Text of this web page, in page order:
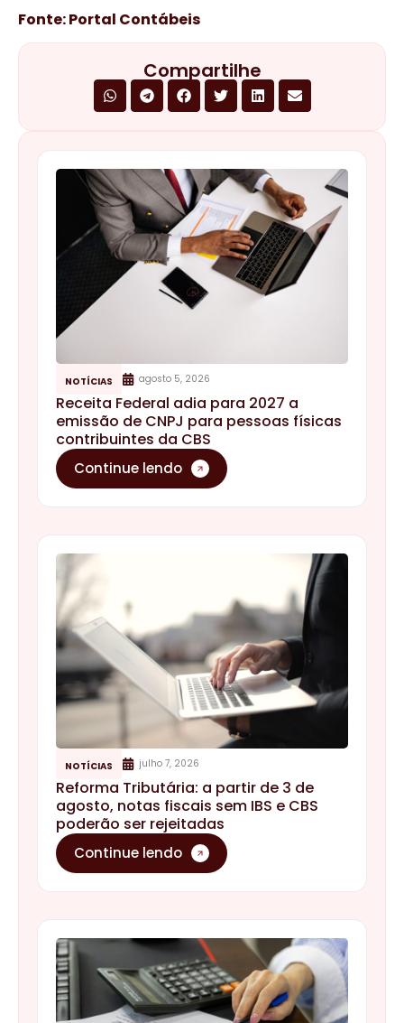
NOTÍCIAS agosto 5, 2026
Receita Federal adia para 2027 a
emissão de CNPJ para pessoas físicas
contribuintes da CBS
Continue lendo
NOTÍCIAS julho 7, 2026
Reforma Tributária: a partir de 3 de
agosto, notas fiscais sem IBS e CBS
poderão ser rejeitadas
Continue lendo
Fonte: Portal Contábeis
Compartilhe